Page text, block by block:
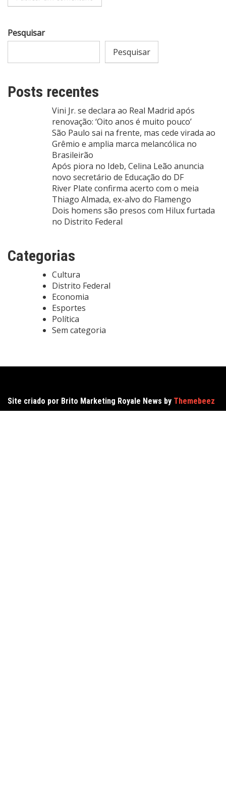
Pesquisar
Pesquisar
Posts recentes
Vini Jr. se declara ao Real Madrid após
renovação: ‘Oito anos é muito pouco’
São Paulo sai na frente, mas cede virada ao
Grêmio e amplia marca melancólica no
Brasileirão
Após piora no Ideb, Celina Leão anuncia
novo secretário de Educação do DF
River Plate confirma acerto com o meia
Thiago Almada, ex-alvo do Flamengo
Dois homens são presos com Hilux furtada
no Distrito Federal
Categorias
Cultura
Distrito Federal
Economia
Esportes
Política
Sem categoria
Site criado por Brito Marketing Royale News by Themebeez